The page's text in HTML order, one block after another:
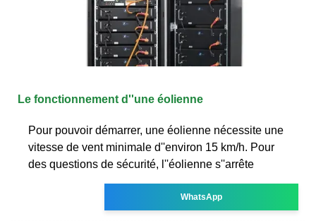
Le fonctionnement d''une éolienne
Pour pouvoir démarrer, une éolienne nécessite une
vitesse de vent minimale d''environ 15 km/h. Pour
des questions de sécurité, l''éolienne s''arrête
WhatsApp